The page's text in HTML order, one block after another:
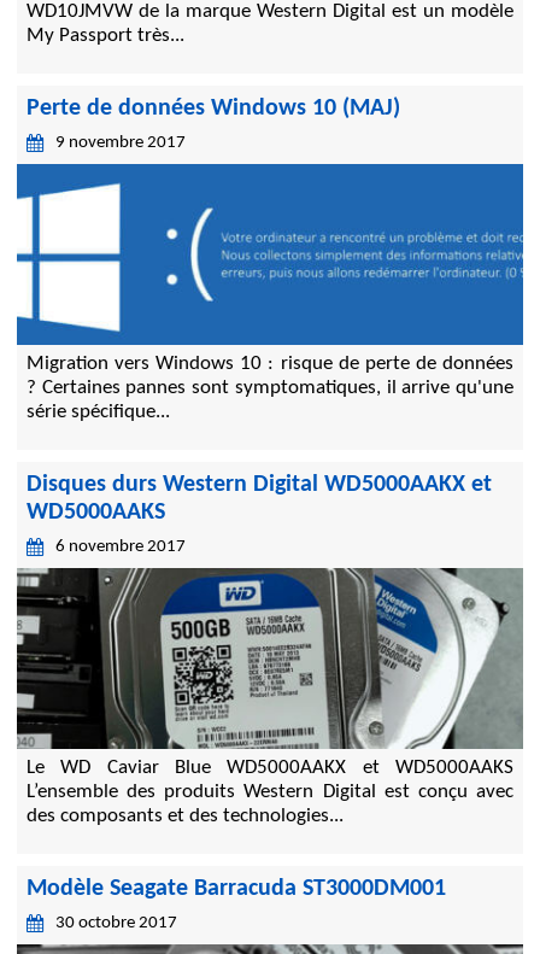
WD10JMVW de la marque Western Digital est un modèle
My Passport très...
Perte de données Windows 10 (MAJ)
9 novembre 2017
Migration vers Windows 10 : risque de perte de données
? Certaines pannes sont symptomatiques, il arrive qu'une
série spécifique...
Disques durs Western Digital WD5000AAKX et
WD5000AAKS
6 novembre 2017
Le WD Caviar Blue WD5000AAKX et WD5000AAKS
L’ensemble des produits Western Digital est conçu avec
des composants et des technologies...
Modèle Seagate Barracuda ST3000DM001
30 octobre 2017